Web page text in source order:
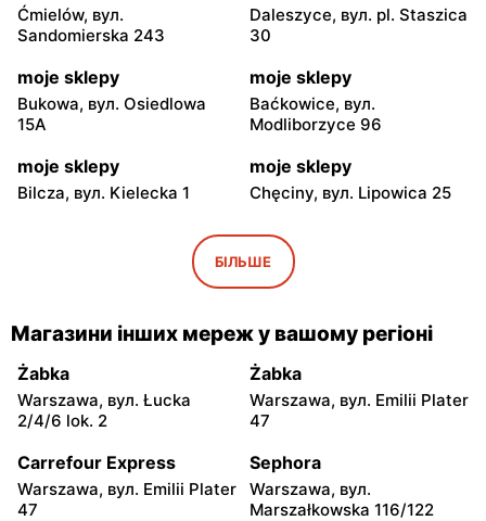
Ćmielów, вул.
Sandomierska 243
Daleszyce, вул. pl. Staszica
30
moje sklepy
Bukowa, вул. Osiedlowa
15A
moje sklepy
Baćkowice, вул.
Modliborzyce 96
moje sklepy
Bilcza, вул. Kielecka 1
moje sklepy
Chęciny, вул. Lipowica 25
Iwaniska, вул. Ujazdowska
moje sklepy
Bogoria, вул. Rynek 30
moje sklepy
Gorzyce, вул. Szkolna 44 Grębów, вул. Wydrza 180
moje sklepy
Jadachy, вул. Jadachy 111
moje sklepy
Jeżowe, вул. Zalesie 77
moje sklepy
Kazimierza Wielka, вул.
Kolejowa 15
moje sklepy
Kamień, вул. Błonie 23
БІЛЬШЕ
Магазини інших мереж у вашому регіоні
Żabka
Warszawa, вул. Łucka
2/4/6 lok. 2
Żabka
Warszawa, вул. Emilii Plater
47
Carrefour Express
Warszawa, вул. Emilii Plater
47
Sephora
Warszawa, вул.
Marszałkowska 116/122